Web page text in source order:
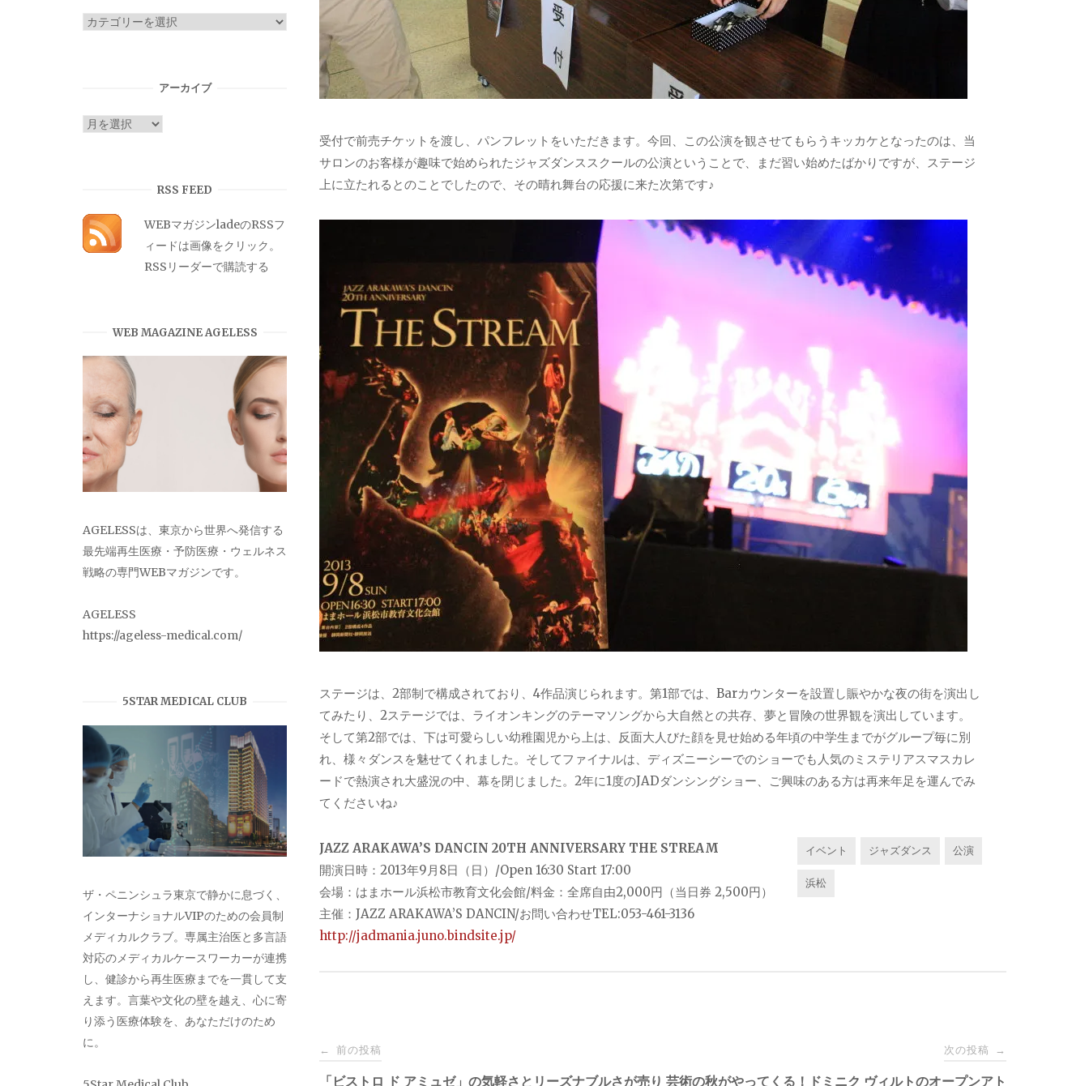
受付で前売チケットを渡し、パンフレットをいただきます。今回、この公演を観させてもらうキッカケとなったのは、当
サロンのお客様が趣味で始められたジャズダンススクールの公演ということで、まだ習い始めたばかりですが、ステージ
上に立たれるとのことでしたので、その晴れ舞台の応援に来た次第です♪
ステージは、2部制で構成されており、4作品演じられます。第1部では、Barカウンターを設置し賑やかな夜の街を演出し
てみたり、2ステージでは、ライオンキングのテーマソングから大自然との共存、夢と冒険の世界観を演出しています。
そして第2部では、下は可愛らしい幼稚園児から上は、反面大人びた顔を見せ始める年頃の中学生までがグループ毎に別
れ、様々ダンスを魅せてくれました。そしてファイナルは、ディズニーシーでのショーでも人気のミステリアスマスカレ
ードで熱演され大盛況の中、幕を閉じました。2年に1度のJADダンシングショー、ご興味のある方は再来年足を運んでみ
てくださいね♪
JAZZ ARAKAWA’S DANCIN 20TH ANNIVERSARY THE STREAM
開演日時：2013年9月8日（日）/Open 16:30 Start 17:00
会場：はまホール浜松市教育文化会館/料金：全席自由2,000円（当日券 2,500円）
主催：JAZZ ARAKAWA’S DANCIN/お問い合わせTEL:053-461-3136
http://jadmania.juno.bindsite.jp/
イベント ジャズダンス 公演
浜松
投
← 前の投稿
「ビストロ ド アミュゼ」の気軽さとリーズナブルさが売り
次の投稿 →
芸術の秋がやってくる！ドミニク ヴィルトのオープンアト
カ
アーカイブ
ア
RSS FEED
WEBマガジンladeのRSSフ
ィードは画像をクリック。
RSSリーダーで購読する
WEB MAGAZINE AGELESS
AGELESSは、東京から世界へ発信する
最先端再生医療・予防医療・ウェルネス
戦略の専門WEBマガジンです。
AGELESS
https://ageless-medical.com/
5STAR MEDICAL CLUB
ザ・ペニンシュラ東京で静かに息づく、
インターナショナルVIPのための会員制
メディカルクラブ。専属主治医と多言語
対応のメディカルケースワーカーが連携
し、健診から再生医療までを一貫して支
えます。言葉や文化の壁を越え、心に寄
り添う医療体験を、あなただけのため
に。